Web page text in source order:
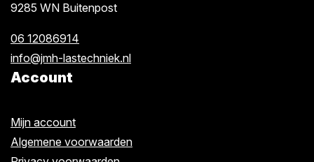
9285 WN Buitenpost
06 12086914
info@jmh-lastechniek.nl
Account
Mijn account
Algemene voorwaarden